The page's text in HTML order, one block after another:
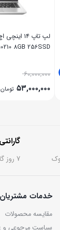
8GB 256SSD
۶۰,۰۰۰,۰۰۰
۵۳,۰۰۰,۰۰۰ تومان
7 روز گارانتی بازگشت وجه بدون قید و شرط
خدمات مشتریان
مقایسه محصولات
سیاست مرجوعی و